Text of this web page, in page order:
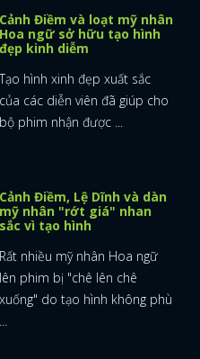
Cảnh Điềm và loạt mỹ nhân
Hoa ngữ sở hữu tạo hình
đẹp kinh diễm
Tạo hình xinh đẹp xuất sắc
của các diễn viên đã giúp cho
bộ phim nhận được ...
Cảnh Điềm, Lệ Dĩnh và dàn
mỹ nhân "rớt giá" nhan
sắc vì tạo hình
Rất nhiều mỹ nhân Hoa ngữ
lên phim bị "chê lên chê
xuống" do tạo hình không phù